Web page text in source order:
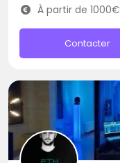
À partir de 1000€
Contacter